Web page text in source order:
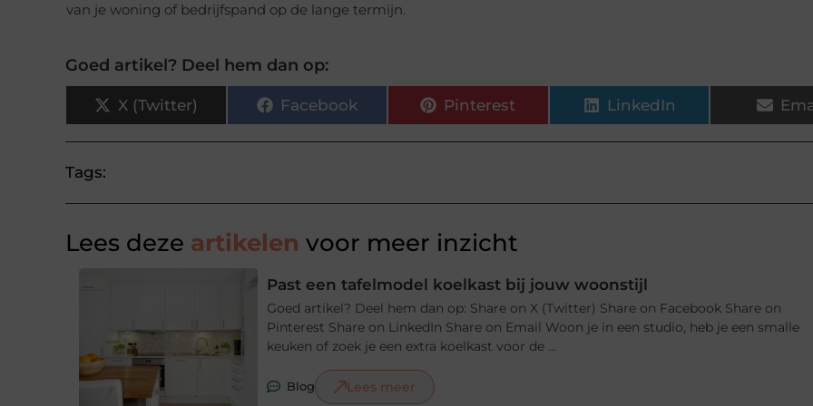
van je woning of bedrijfspand op de lange termijn.
Goed artikel? Deel hem dan op:
X (Twitter) Facebook Pinterest LinkedIn
Tags:
Lees deze artikelen voor meer inzicht
Past een tafelmodel koelkast bij jouw woonstijl
Goed artikel? Deel hem dan op: Share on X (Twitter) Share on Facebook Share on
Pinterest Share on LinkedIn Share on Email Woon je in een studio, heb je een smalle
keuken of zoek je een extra koelkast voor de ...
Blog Lees meer